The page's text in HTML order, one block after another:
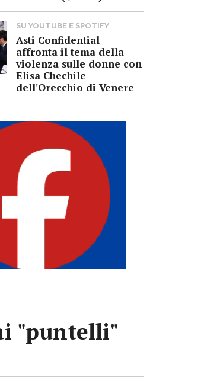
SU YOUTUBE E SPOTIFY
Asti Confidential
affronta il tema della
violenza sulle donne con
Elisa Chechile
dell'Orecchio di Venere
"puntelli"